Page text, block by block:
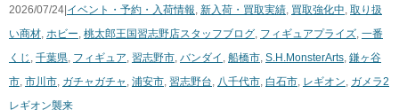
2026/07/24|イベント・予約・入荷情報 新入荷・買取実績 買取強化中 取り扱
い商材 ホビー 桃太郎王国習志野店スタッフブログ フィギュアプライズ 一番
くじ 千葉県 フィギュア 習志野市 バンダイ 船橋市 S.H.MonsterArts 鎌ヶ谷
市 市川市 ガチャガチャ 浦安市 習志野台 八千代市 白石市 レギオン ガメラ2
​レギオン襲来